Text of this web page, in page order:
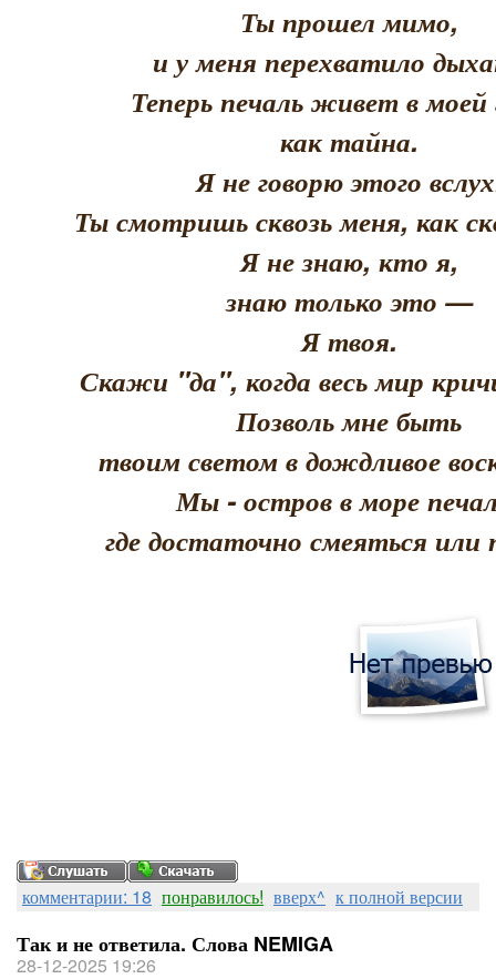
Ты прошел мимо,
и у меня перехватило
Теперь печаль живет в моей
как тайна.
Я не говорю этого
Ты смотришь сквозь меня, как
Я не знаю, кто я,
знаю только это —
Я твоя.
Скажи "да", когда весь мир
Позволь мне быть
твоим светом в дождливое
Мы - остров в море
где достаточно смеяться или
комментарии: 18 понравилось! вверх^ к полной версии
Так и не ответила. Слова NEMIGA
28-12-2025 19:26